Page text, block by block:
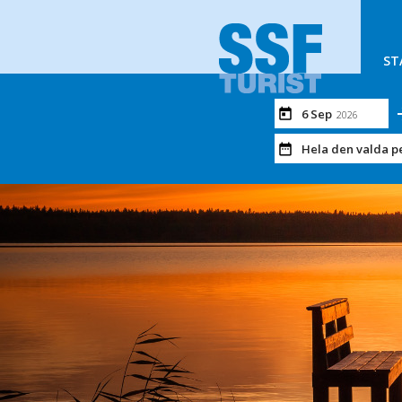
6 Sep 2026
Hela den valda